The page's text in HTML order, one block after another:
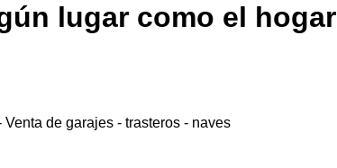
lugar como el hogar
de garajes - trasteros - naves